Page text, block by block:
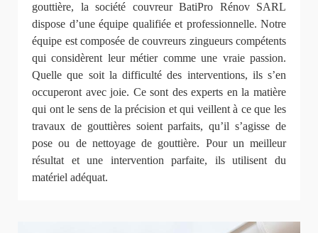
gouttière, la société couvreur BatiPro Rénov SARL
dispose d’une équipe qualifiée et professionnelle. Notre
équipe est composée de couvreurs zingueurs compétents
qui considèrent leur métier comme une vraie passion.
Quelle que soit la difficulté des interventions, ils s’en
occuperont avec joie. Ce sont des experts en la matière
qui ont le sens de la précision et qui veillent à ce que les
travaux de gouttières soient parfaits, qu’il s’agisse de
pose ou de nettoyage de gouttière. Pour un meilleur
résultat et une intervention parfaite, ils utilisent du
matériel adéquat.